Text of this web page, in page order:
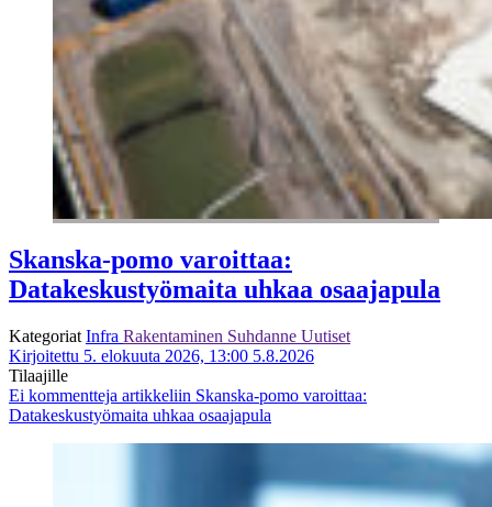
Skanska-pomo varoittaa:
Datakeskustyömaita uhkaa osaajapula
Kategoriat Infra Rakentaminen Suhdanne Uutiset
Kirjoitettu 5. elokuuta 2026, 13:00 5.8.2026
Tilaajille
Ei kommentteja artikkeliin Skanska-pomo varoittaa:
Datakeskustyömaita uhkaa osaajapula